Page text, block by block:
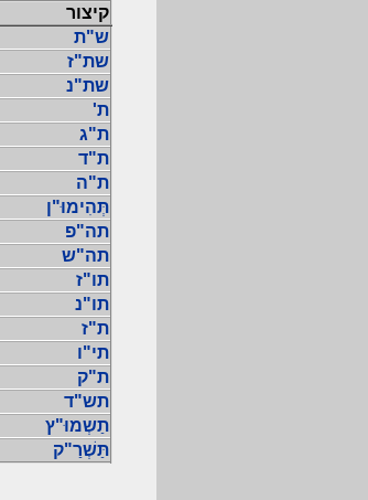
קיצור
ש"ת
שת"ז
שת"נ
ת'
ת"ג
ת"ד
ת"ה
תְּהִימוּ"ן
תה"פ
תה"ש
תו"ז
תו"נ
ת"ז
תי"ו
ת"ק
תש"ד
תַשְמוּ"ץ
תַּשְׁרַ"ק